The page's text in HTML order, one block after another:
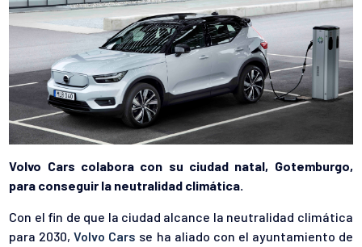
Volvo Cars colabora con su ciudad natal, Gotemburgo,
para conseguir la neutralidad climática.
Con el fin de que la ciudad alcance la neutralidad climática
para 2030,Volvo Cars se ha aliado con el ayuntamiento de